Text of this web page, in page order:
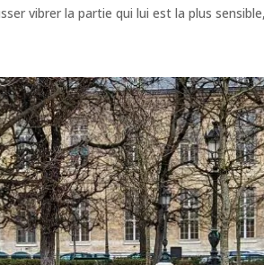
vibrer la partie qui lui est la plus